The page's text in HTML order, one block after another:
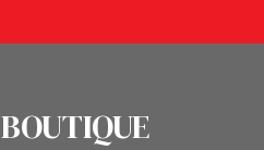
BOUTIQUE